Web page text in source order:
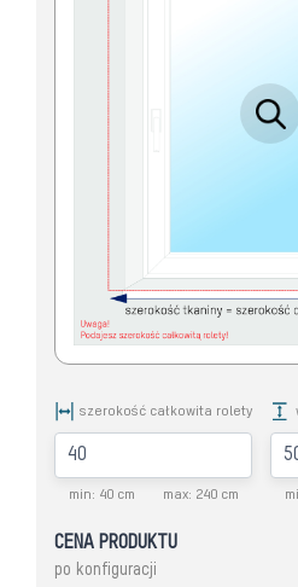
szerokość całkowita rolety
min: 40 cm max: 240 cm
CENA PRODUKTU
po konfiguracji